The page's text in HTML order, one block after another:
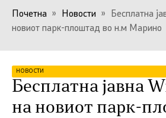
Почетна » Новости »
Бесплатна
новиот парк-плоштад во н.м Марино
НОВОСТИ
Бесплатна јавна
на новиот парк-